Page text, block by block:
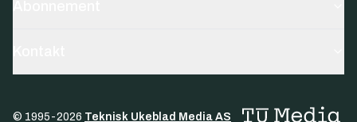
© 1995-2026 Teknisk Ukeblad Media AS